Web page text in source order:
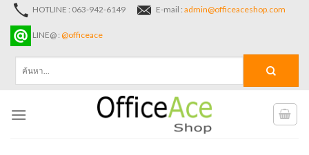
Skip
content
HOTLINE : 063-942-6149 E-mail : admin@officeaceshop.com
LINE@ : @officeace